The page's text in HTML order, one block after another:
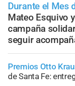
Durante el Mes
Mateo Esquivo
campaña
seguir
Premios Otto
de Santa Fe: